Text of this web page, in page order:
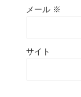
メール ※
サイト